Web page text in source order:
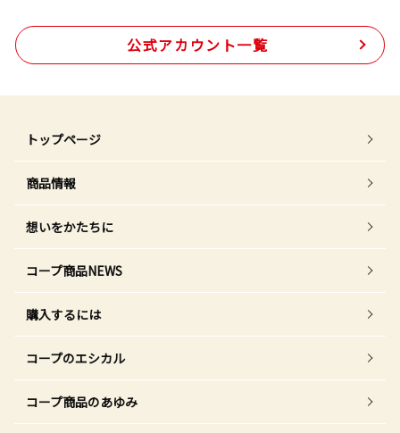
公式アカウント一覧
トップページ
商品情報
想いをかたちに
コープ商品NEWS
購入するには
コープのエシカル
コープ商品のあゆみ